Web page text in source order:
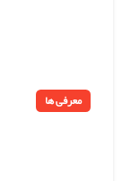
معرفی ها